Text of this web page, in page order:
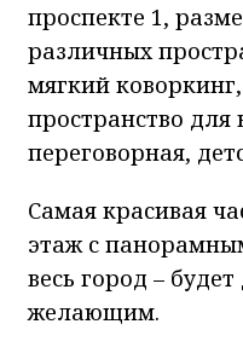
проспекте 1,
различных
мягкий
пространство для
переговорная,
Самая красивая
этаж с
весь город –
желающим.